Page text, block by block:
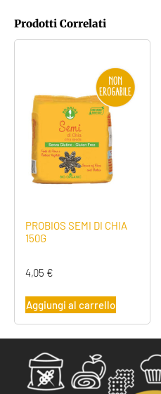
Prodotti Correlati
PROBIOS SEMI DI CHIA
150G
4,05 €
Aggiungi al carrello